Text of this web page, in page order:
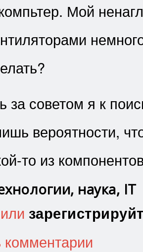
Мой
за советом я к
вероятности,
то из
наука, IT
или
комментарии